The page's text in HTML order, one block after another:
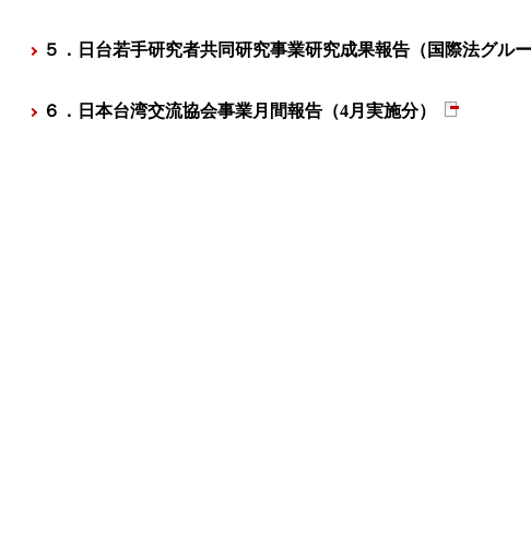
５．日台若手研究者共同研究事業研究成果報告（国際法グ
６．日本台湾交流協会事業月間報告（4月実施分）